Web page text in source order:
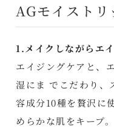
AGモイスト
1.メイクしながらエ
エイジングケアと、
湿にま でこだわり、
容成分10種を贅沢に
めらかな肌をキープ